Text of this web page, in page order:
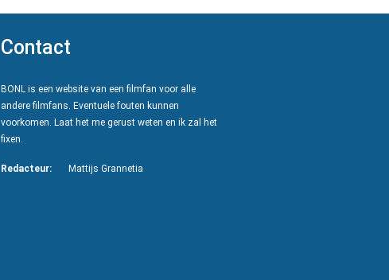
Contact
BONL is een website van een filmfan voor alle
andere filmfans. Eventuele fouten kunnen
voorkomen. Laat het me gerust weten en ik zal het
fixen.
Redacteur: Mattijs Grannetia